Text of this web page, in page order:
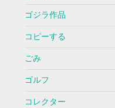
ゴジラ作品
コピーする
ごみ
ゴルフ
コレクター